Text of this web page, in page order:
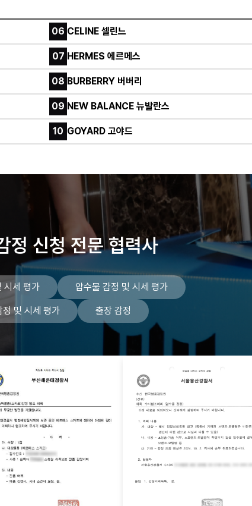
06 CELINE 셀린느
07 HERMES 에르메스
08 BURBERRY 버버리
09 NEW BALANCE 뉴발란스
10 GOYARD 고야드
정 신청전문 협력사
시세 평가 압수물 감정 및 시세 평가
정 및 시세 평가 출장 감정